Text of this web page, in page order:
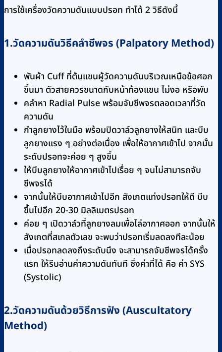
การใช้เครื่องวัดความดันแบบปรอท ทำได้ 2 วิธีดังนี้
1.วัดความดันวิธีคลำชีพจร (Palpatory Method)
พันผ้า Cuff ที่ต้นแขนผู้วัดความดันบริเวณเหนือข้อศอก
ขึ้นมา ตัวสายควรขนาดกับหน้าท้องแขน ไม่งอ หรือพับ
คลำหา Radial Pulse พร้อมจับชีพจรตลอดเวลาที่วัด
ความดัน
กำลูกยางไว้ในมือ พร้อมปิดวาล์วลูกยางให้สนิท และบีบ
ลูกยางแรง ๆ อย่างต่อเนื่อง เพื่อให้อากาศเข้าไป จากนั้น
ระดับปรอทจะค่อย ๆ สูงขึ้น
ให้บีบลูกยางให้อากาศเข้าไปเรื่อย ๆ จนไม่สามารถจับ
ชีพจรได้
จากนั้นให้บีบอากาศเข้าไปอีก สังเกตแท่งปรอทให้ดี บีบ
ขึ้นไปอีก 20-30 มิลลิเมตรปรอท
ค่อย ๆ เปิดวาล์วที่ลูกยางลมเพื่อไล่อากาศออก จากนั้นให้
สังเกตที่สเกลตัวเลข จะพบว่าปรอทเริ่มลดลงทีละน้อย
เมื่อปรอทลดลงถึงระดับนึง จะสามารถจับชีพจรได้ครั้ง
แรก ให้รีบอ่านค่าความดันทันที ซึ่งค่าที่ได้ คือ ค่า SYS
(Systolic)
2.วัดความดันด้วยวิธีการฟัง (Auscultatory
Method)